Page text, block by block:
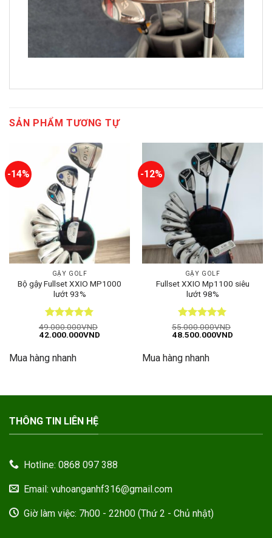
SẢN PHẨM TƯƠNG TỰ
-14%
GẬY GOLF
Bộ gậy Fullset XXIO MP1000
lướt 93%
Được xếp
hạng55
49.000.000VND
Giá
49.000.000VND.
42.000.000VNDGiá
Mua hàng nhanh
-12%
GẬY GOLF
Fullset XXIO Mp1100 siêu
lướt 98%
Được xếp
hạng55
55.000.000VND
Giá
55.000.000VND.
48.500.000VNDGiá
Mua hàng nhanh
THÔNG TIN LIÊN HỆ
Hotline: 0868 097 388
Email: vuhoanganhf316@gmail.com
Giờ làm việc: 7h00 - 22h00 (Thứ 2 - Chủ nhật)